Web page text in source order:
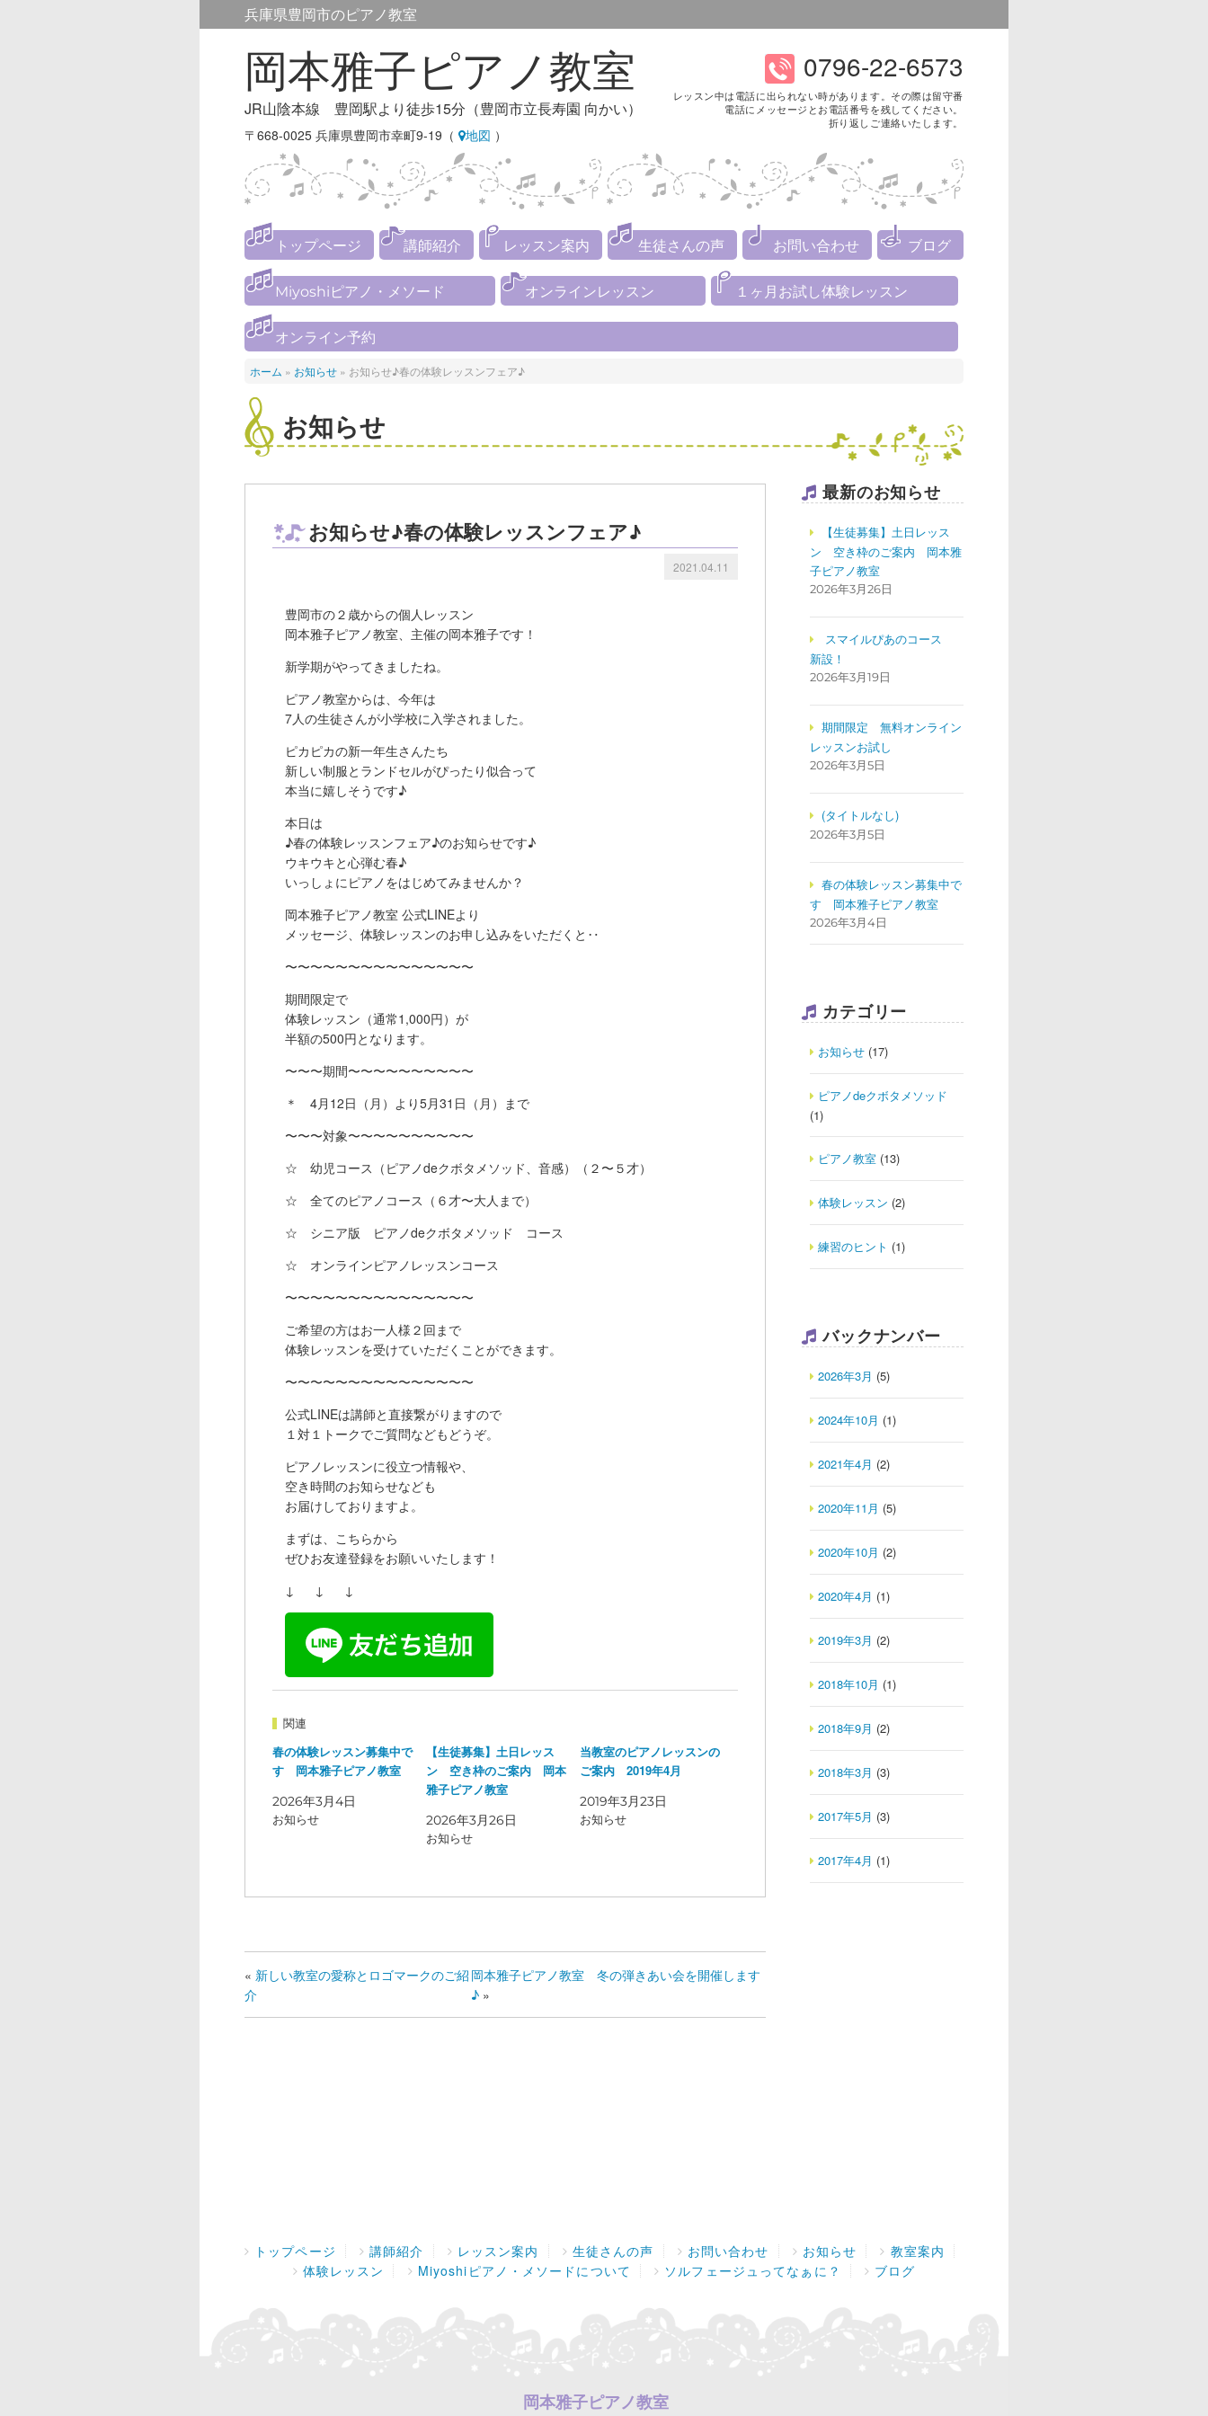
兵庫県豊岡市のピアノ教室
岡本雅子ピアノ教室
JR山陰本線 豊岡駅より徒歩15分（豊岡市立長寿園 向かい）
〒668-0025 兵庫県豊岡市幸町9-19（ 地図 ）
0796-22-6573
レッスン中は電話に出られない時があります。その際は留守番
電話にメッセージとお電話番号を残してください。
折り返しご連絡いたします。
トップページ 講師紹介 レッスン案内 生徒さんの声 お問い合わせ ブログ
Miyoshiピアノ・メソード オンラインレッスン １ヶ月お試し体験レッスン
オンライン予約
ホーム » お知らせ » お知らせ♪春の体験レッスンフェア♪
お知らせ
お知らせ♪春の体験レッスンフェア♪
2021.04.11
豊岡市の２歳からの個人レッスン
岡本雅子ピアノ教室、主催の岡本雅子です！
新学期がやってきましたね。
ピアノ教室からは、今年は
7人の生徒さんが小学校に入学されました。
ピカピカの新一年生さんたち
新しい制服とランドセルがぴったり似合って
本当に嬉しそうです♪
本日は
♪春の体験レッスンフェア♪のお知らせです♪
ウキウキと心弾む春♪
いっしょにピアノをはじめてみませんか？
岡本雅子ピアノ教室 公式LINEより
メッセージ、体験レッスンのお申し込みをいただくと‥
〜〜〜〜〜〜〜〜〜〜〜〜〜〜〜
期間限定で
体験レッスン（通常1,000円）が
半額の500円となります。
〜〜〜期間〜〜〜〜〜〜〜〜〜〜
＊ 4月12日（月）より5月31日（月）まで
〜〜〜対象〜〜〜〜〜〜〜〜〜〜
☆ 幼児コース（ピアノdeクボタメソッド、音感）（２〜５才）
☆ 全てのピアノコース（６才〜大人まで）
☆ シニア版 ピアノdeクボタメソッド コース
☆ オンラインピアノレッスンコース
〜〜〜〜〜〜〜〜〜〜〜〜〜〜〜
ご希望の方はお一人様２回まで
体験レッスンを受けていただくことができます。
〜〜〜〜〜〜〜〜〜〜〜〜〜〜〜
公式LINEは講師と直接繋がりますので
１対１トークでご質問などもどうぞ。
ピアノレッスンに役立つ情報や、
空き時間のお知らせなども
お届けしておりますよ。
まずは、こちらから
ぜひお友達登録をお願いいたします！
↓ ↓ ↓
関連
春の体験レッスン募集中で
す
岡本雅子ピアノ教室
2026年3月4日
お知らせ
【生徒募集】土日レッス
ン 空き枠のご案内 岡本
雅子ピアノ教室
2026年3月26日
お知らせ
当教室のピアノレッスンの
ご案内 2019年4月
2019年3月23日
お知らせ
« 新しい教室の愛称とロゴマークのご紹
介
岡本雅子ピアノ教室 冬の弾きあい会を開催します
♪ »
最新のお知らせ
【生徒募集】土日レッス
ン 空き枠のご案内 岡本雅
子ピアノ教室
2026年3月26日
スマイルぴあのコース
新設！
2026年3月19日
期間限定 無料オンライン
レッスンお試し
2026年3月5日
(タイトルなし)
2026年3月5日
春の体験レッスン募集中で
す
岡本雅子ピアノ教室
2026年3月4日
カテゴリー
お知らせ(17)
ピアノdeクボタメソッド
(1)
ピアノ教室(13)
体験レッスン (2)
練習のヒント (1)
バックナンバー
2026年3月 (5)
2024年10月 (1)
2021年4月 (2)
2020年11月 (5)
2020年10月 (2)
2020年4月 (1)
2019年3月 (2)
2018年10月 (1)
2018年9月 (2)
2018年3月 (3)
2017年5月 (3)
2017年4月 (1)
トップページ 講師紹介 レッスン案内 生徒さんの声 お問い合わせ お知らせ
教室案内
体験レッスン
Miyoshiピアノ・メソードについて ソルフェージュってなぁに？ ブログ
岡本雅子ピアノ教室